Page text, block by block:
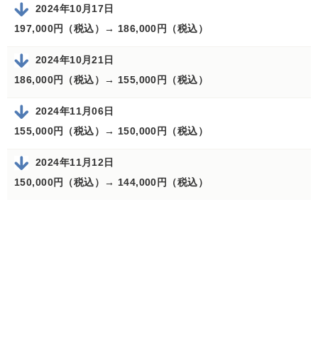
2024年10月17日
197,000円（税込）→ 186,000円（税込）
2024年10月21日
186,000円（税込）→ 155,000円（税込）
2024年11月06日
155,000円（税込）→ 150,000円（税込）
2024年11月12日
150,000円（税込）→ 144,000円（税込）